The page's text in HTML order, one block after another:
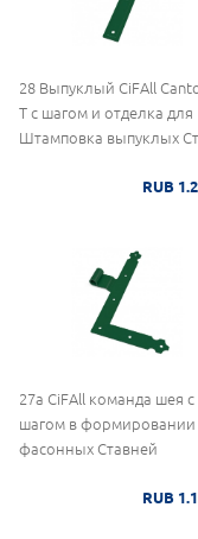
28 Выпуклый CiFAll
Т с шагом и отделка для
Штамповка выпуклых
RUB
27а CiFAll команда шея с
шагом в формировании
фасонных Ставней
RUB